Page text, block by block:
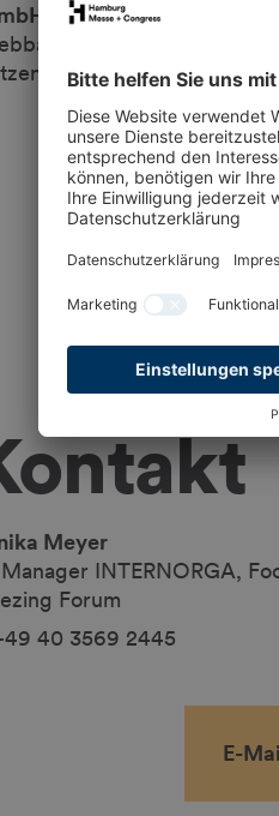
Foodnotify GmbH,
wie KI dabei hilft,
und das Gästeerlebnis
Meyer
Manager INTERNORGA,
Forum
40 3569 2445
E-